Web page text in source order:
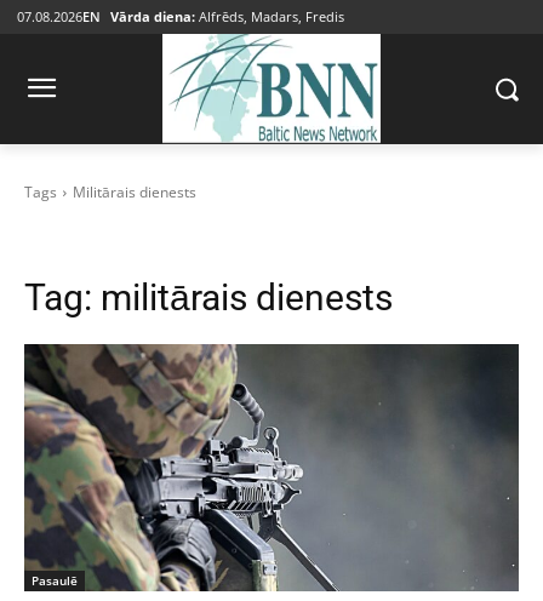
07.08.2026EN Vārda diena: Alfrēds, Madars, Fredis
Tags Militārais dienests
Tag: militārais dienests
Pasaulē